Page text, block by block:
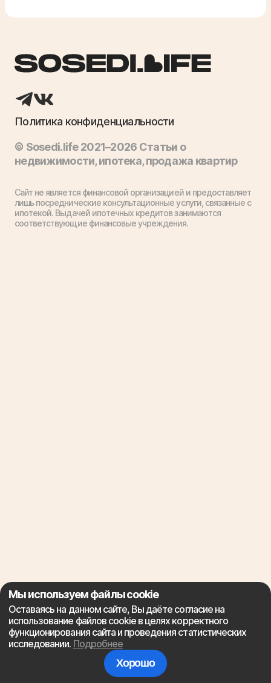
Политика конфиденциальности
© Sosedi.life 2021–2026 Статьи о
недвижимости, ипотека, продажа квартир
Сайт не является финансовой организацией и предоставляет
лишь посреднические консультационные услуги, связанные с
ипотекой. Выдачей ипотечных кредитов занимаются
соответствующие финансовые учреждения.
Мы используем файлы cookie
Оставаясь на данном сайте, Вы даёте согласие на
использование файлов cookie в целях корректного
функционирования сайта и проведения статистических
исследовании. Подробнее
Хорошо